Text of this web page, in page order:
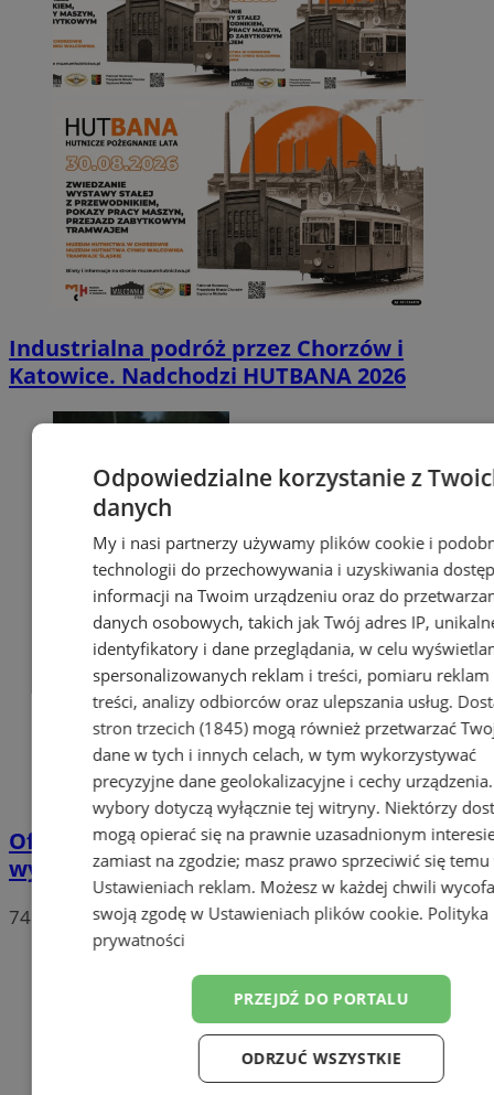
Industrialna podróż przez Chorzów i
Katowice. Nadchodzi HUTBANA 2026
Oficjalne wyniki wyborów: W Chorzowie
wygrywa Rafał Trzaskowski!
74
Odpowiedzialne korzystanie z
danych
My i nasi partnerzy używamy plików cookie i
technologii do przechowywania i uzyskiwania
informacji na Twoim urządzeniu oraz do
danych osobowych, takich jak Twój adres IP,
identyfikatory i dane przeglądania, w celu
spersonalizowanych reklam i treści, pomiaru reklam
treści, analizy odbiorców oraz ulepszania usług.
stron trzecich (1845)mogą również przetwarzać
dane w tych i innych celach, w tym wykorzystywać
precyzyjne dane geolokalizacyjne i cechy
wybory dotyczą wyłącznie tej witryny. Niektórzy
mogą opierać się na prawnie uzasadnionym
zamiast na zgodzie; masz prawo sprzeciwić się temu
Ustawieniach reklam. Możesz w każdej chwili
swoją zgodę w Ustawieniach plików cookie. Polityka
prywatności
PRZEJDŹ DO PORTALU
ODRZUĆ WSZYSTKIE